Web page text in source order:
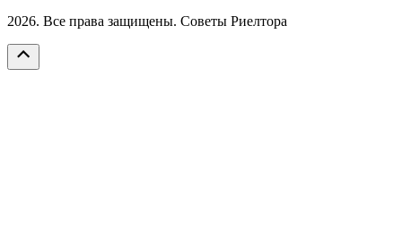
2026. Все права защищены. Советы Риелтора